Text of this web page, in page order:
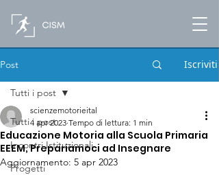
Post Iscriviti
Tutti i post
Incontri Istituzionali
Progetti
Tutti i post
Educazione Motoria alla Scuola Primaria
EEEM, Prepariamoci ad Insegnare
scienzemotorieital
4 apr 2023 Tempo di lettura: 1 min
Aggiornamento: 5 apr 2023